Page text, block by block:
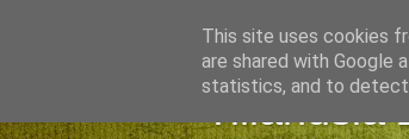
Tillandsia
This site uses cookies
are shared with Google
statistics, and to detect